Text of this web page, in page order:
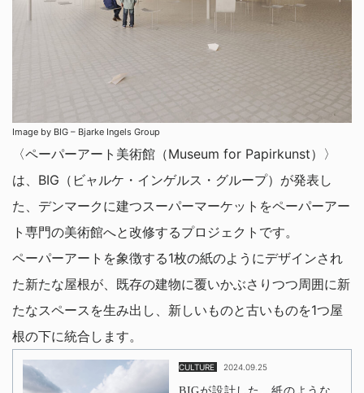
Image by BIG – Bjarke Ingels Group
〈ペーパーアート美術館（Museum for Papirkunst）〉
は、BIG（ビャルケ・インゲルス・グループ）が発表し
た、デンマークに建つスーパーマーケットをペーパーアー
ト専門の美術館へと改修するプロジェクトです。
ペーパーアートを象徴する1枚の紙のようにデザインされ
た新たな屋根が、既存の建物に覆いかぶさりつつ周囲に新
たなスペースを生み出し、新しいものと古いものを1つ屋
根の下に統合します。